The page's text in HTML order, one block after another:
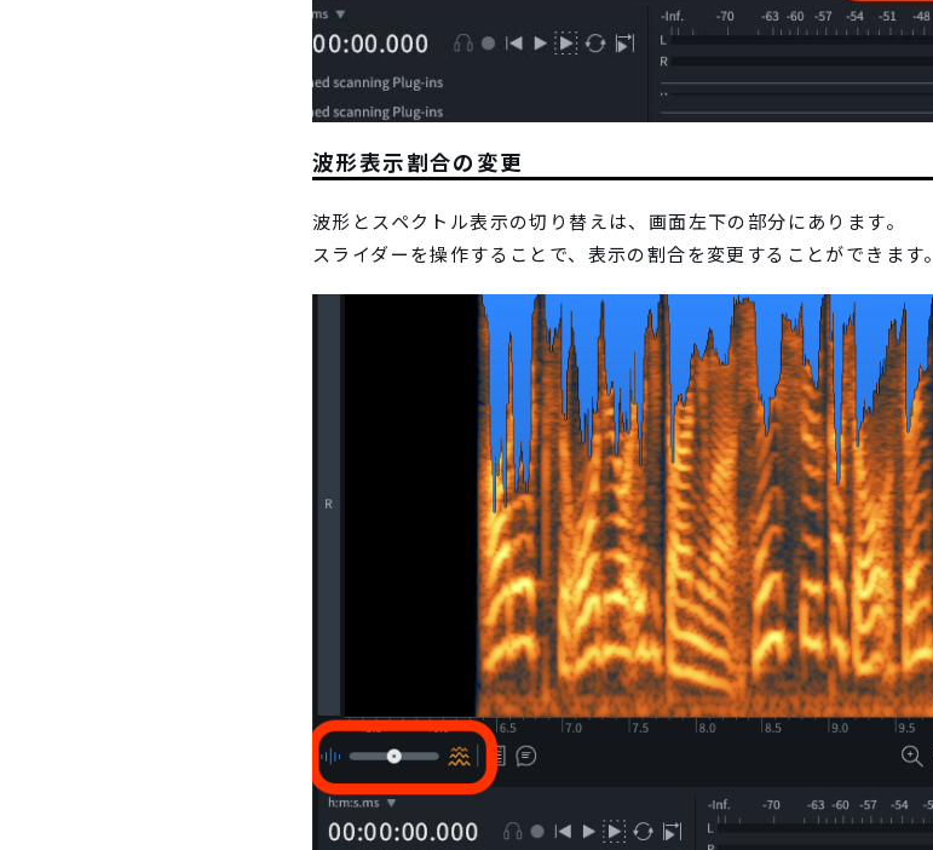
波形表示割合の変更
波形とスペクトル表示の切り替えは、画面左下の部分にあります。
スライダーを操作することで、表示の割合を変更することができます。